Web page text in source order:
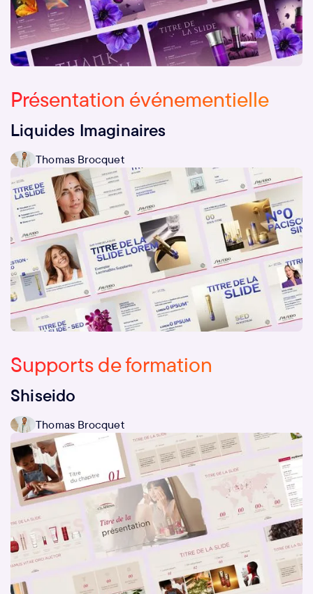
Présentation événementielle
Liquides Imaginaires
Thomas Brocquet
Supports de formation
Shiseido
Thomas Brocquet